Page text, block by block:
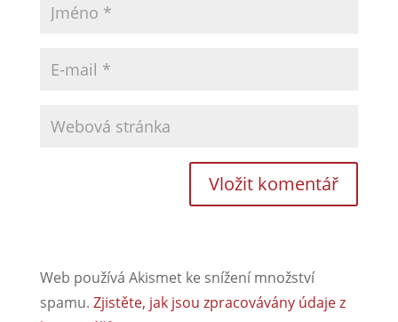
Web používá Akismet ke snížení množství
spamu. Zjistěte, jak jsou zpracovávány údaje z